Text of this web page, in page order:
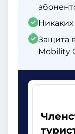
Защита
Mobility